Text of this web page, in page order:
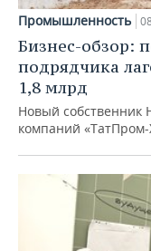
Промышленность
Бизнес-обзор:
подрядчика
1,8 млрд
Новый собственник
компаний «ТатПром-